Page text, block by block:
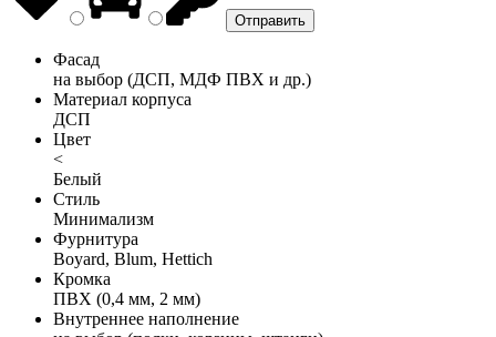
Фасад
на выбор (ДСП, МДФ ПВХ и др.)
Материал корпуса
ДСП
Цвет
<
Белый
Стиль
Минимализм
Фурнитура
Boyard, Blum, Hettich
Кромка
ПВХ (0,4 мм, 2 мм)
Внутреннее наполнение